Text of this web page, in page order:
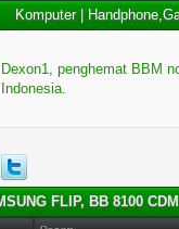
Komputer|
Dexon1, penghemat BBM
Indonesia.
FLIP, BB 8100